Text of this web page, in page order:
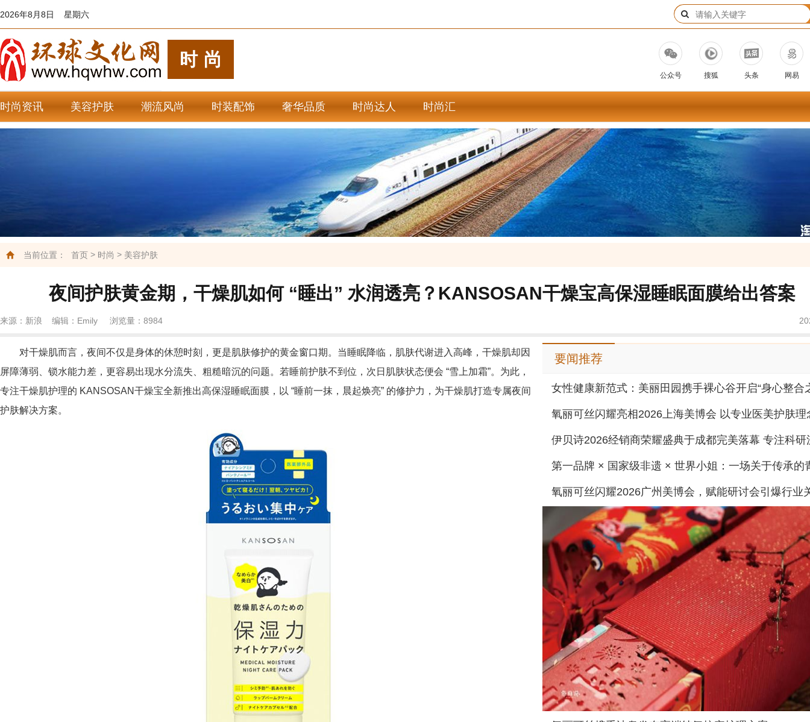
2026年8月8日 星期六
时尚
公众号 搜狐 头条 网易
时尚资讯 美容护肤 潮流风尚 时装配饰 奢华品质 时尚达人 时尚汇
当前位置： 首页 > 时尚 > 美容护肤
夜间护肤黄金期，干燥肌如何 “睡出” 水润透亮？KANSOSAN干燥宝高保湿睡眠面膜给出答案
来源：新浪 编辑：Emily 浏览量： 8984
对干燥肌而言，夜间不仅是身体的休憩时刻，更是肌肤修护的黄金窗口期。当睡眠降临，肌肤代谢进入高峰，干燥肌却因
屏障薄弱、锁水能力差，更容易出现水分流失、粗糙暗沉的问题。若睡前护肤不到位，次日肌肤状态便会 “雪上加霜”。为此，
专注干燥肌护理的 KANSOSAN干燥宝全新推出高保湿睡眠面膜，以 “睡前一抹，晨起焕亮” 的修护力，为干燥肌打造专属夜间
护肤解决方案。
要闻推荐
女性健康新范式：美丽田园携手裸心谷开启“身心整合
氧丽可丝闪耀2026广州美博会，赋能研讨会引爆行业